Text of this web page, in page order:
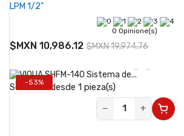
LPM 1/2"
0 Opinione(s)
$MXN 10,986.12 $MXN 19,974.76
-53%
Se vende desde 1 pieza(s)
−
+